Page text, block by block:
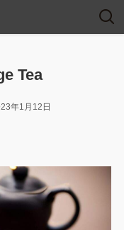
Tea
年1月12日